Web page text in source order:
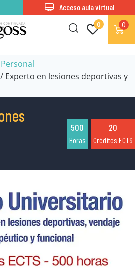
0 0
Acceso aula virtual
Personal
/ Experto en lesiones deportivas y
500
Horas
20
Créditos ECTS